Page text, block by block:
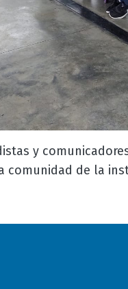
y
comunidad de la